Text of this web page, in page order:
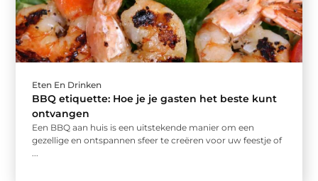
Eten En Drinken
BBQ etiquette: Hoe je je gasten het beste kunt
ontvangen
Een BBQ aan huis is een uitstekende manier om een
gezellige en ontspannen sfeer te creëren voor uw feestje of